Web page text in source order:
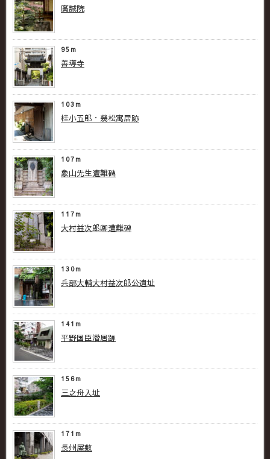
廣誠院
95m
善導寺
103m
桂小五郎・幾松寓居跡
107m
象山先生遭難碑
117m
大村益次郎卿遭難碑
130m
兵部大輔大村益次郎公遺址
141m
平野国臣潜居跡
156m
三之舟入址
171m
長州屋敷